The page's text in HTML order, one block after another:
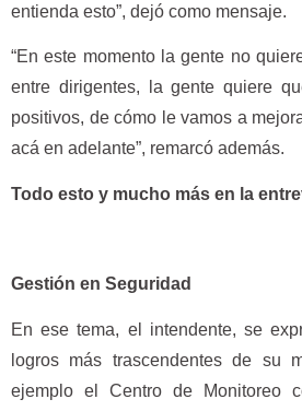
entienda esto”, dejó como mensaje.
“En este momento la gente no
entre dirigentes, la gente quiere
positivos, de cómo le vamos a
acá en adelante”, remarcó además.
Todo esto y mucho más en la
Gestión en Seguridad
En ese tema, el intendente, se
logros más trascendentes de su
ejemplo el Centro de Monitoreo